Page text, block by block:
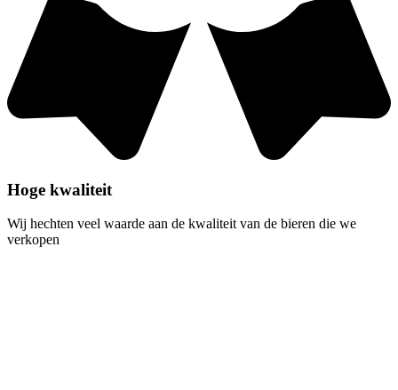
Hoge kwaliteit
Wij hechten veel waarde aan de kwaliteit van de bieren die we
verkopen